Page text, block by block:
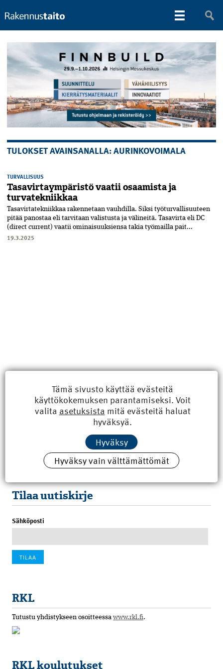
TULOKSET AVAINSANALLA: AURINKOVOIMALA
TURVALLISUUS
Tasavirtaympäristö vaatii osaamista ja
turvatekniikkaa
Tasavirtatekniikkaa rakennetaan vauhdilla. Siksi työturvallisuuteen
pitää panostaa eli tarvitaan valistusta ja välineitä. Tasavirta eli DC
(direct current) vaatii ominaisuuksiensa takia työmailla pait...
19.3.2025
Uusimmat
Kyberisku kiinteistötietoihin haittaisi energiarakentamista
100 vuotta sitten: Rajajoen uusi rautatiesilta
Tilaa uutiskirje
Sähköposti
RKL
Tutustu yhdistykseen osoitteessa www.rkl.fi.
RKL koulutukset
Tämä sivusto käyttää evästeitä
käyttökokemuksen parantamiseksi. Voit
valita asetuksista mitä evästeitä haluat
hyväksyä.
Hyväksy
Hyväksy vain välttämättömät